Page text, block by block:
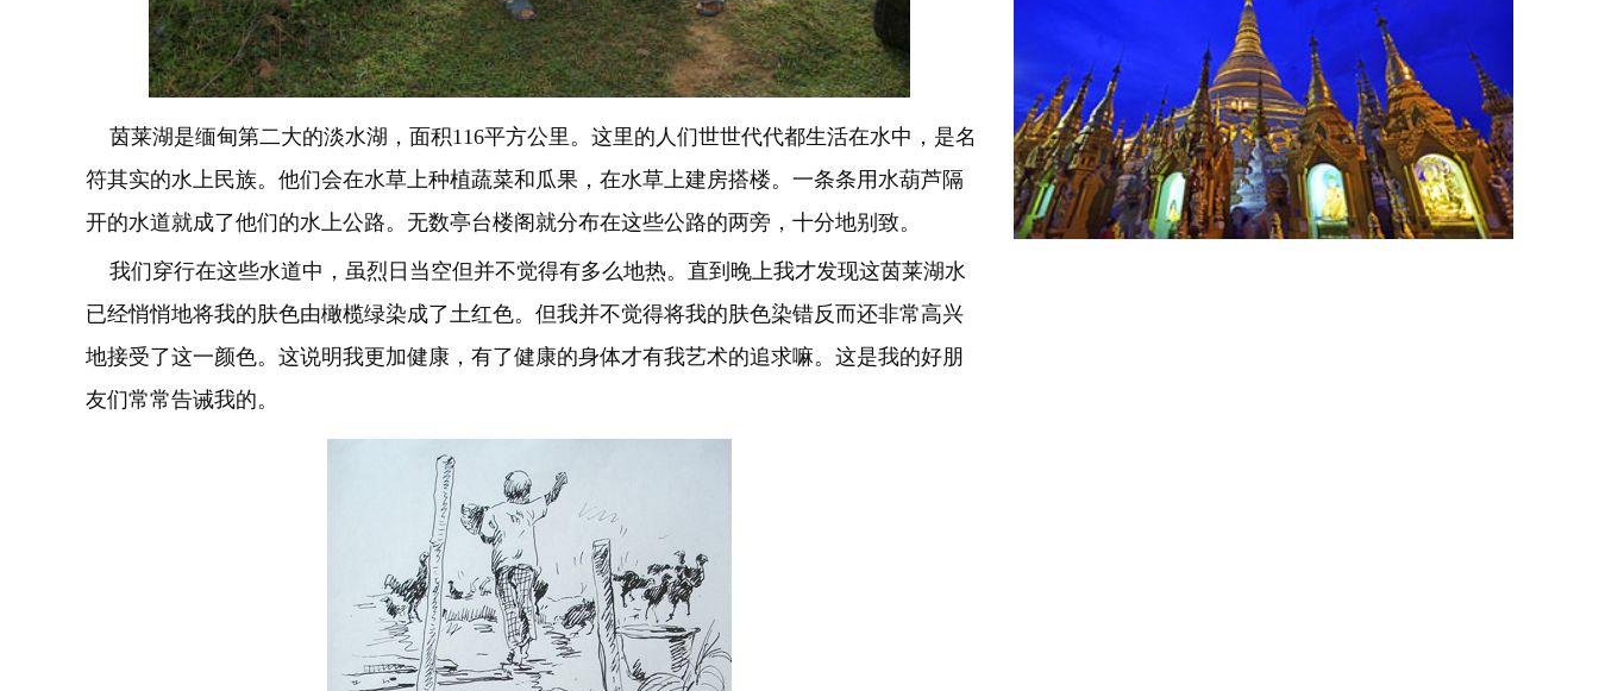
茵莱湖是缅甸第二大的淡水湖，面积116平方公里。这里的人们世世代代都生活在水中，是名
符其实的水上民族。他们会在水草上种植蔬菜和瓜果，在水草上建房搭楼。一条条用水葫芦隔
开的水道就成了他们的水上公路。无数亭台楼阁就分布在这些公路的两旁，十分地别致。
我们穿行在这些水道中，虽烈日当空但并不觉得有多么地热。直到晚上我才发现这茵莱湖水
已经悄悄地将我的肤色由橄榄绿染成了土红色。但我并不觉得将我的肤色染错反而还非常高兴
地接受了这一颜色。这说明我更加健康，有了健康的身体才有我艺术的追求嘛。这是我的好朋
友们常常告诫我的。